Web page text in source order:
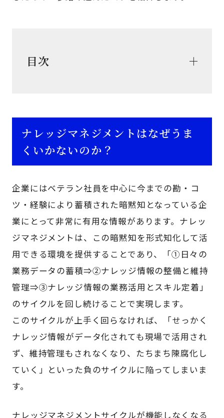
目次
ナレッジマネジメントはなぜうま
くいかないのか？
企業にはベテラン社員を中心に今までの勘・コ
ツ・経験により蓄積された暗黙知となっている企
業にとって非常に有用な情報があります。ナレッ
ジマネジメントは、この暗黙知を形式知化して活
用できる環境を提供することであり、「①日々の
業務データの蓄積⇒②ナレッジ情報の整備と維持
管理⇒③ナレッジ情報の業務活用とスキル定着」
のサイクルを回し続けることで実現します。
このサイクルが上手く回らなければ、「せっかく
ナレッジ情報がデータ化されても現場で活用され
ず、維持管理もされなくなり、たちまち陳腐化し
ていく」といった負のサイクルに陥ってしまいま
す。
ナレッジマネジメントサイクルが機能しなくなる